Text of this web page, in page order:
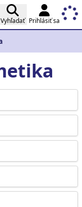
Vyhľadať Prihlásiť sa